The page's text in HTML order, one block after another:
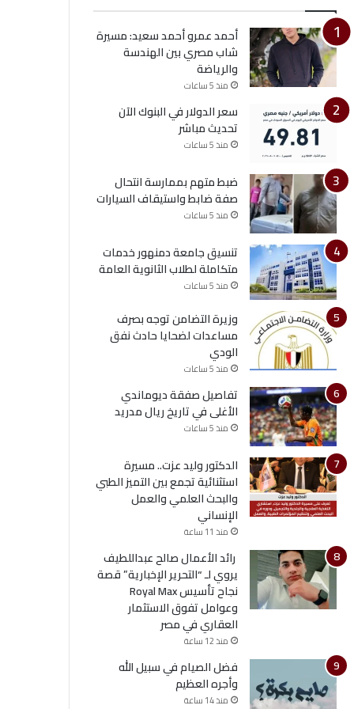
أحمد عمرو أحمد سعيد: مسيرة
شاب مصري بين الهندسة
والرياضة
منذ 5 ساعات
سعر الدولار في البنوك الآن
تحديث مباشر
منذ 5 ساعات
ضبط متهم بممارسة انتحال
صفة ضابط واستيقاف السيارات
منذ 5 ساعات
تنسيق جامعة دمنهور خدمات
متكاملة لطلاب الثانوية العامة
منذ 5 ساعات
وزيرة التضامن توجه بصرف
مساعدات لضحايا حادث نفق
الودي
منذ 5 ساعات
تفاصيل صفقة ديوماندي
الأغلى في تاريخ ريال مدريد
منذ 5 ساعات
الدكتور وليد عزت.. مسيرة
استثنائية تجمع بين التميز الطبي
والبحث العلمي والعمل
الإنساني
منذ 11 ساعة
رائد الأعمال صالح عبداللطيف
يروي لـ “التحرير الإخبارية” قصة
نجاح تأسيس Royal Max
وعوامل تفوق الاستثمار
العقاري في مصر
منذ 12 ساعة
فضل الصيام في سبيل الله
وأجره العظيم
منذ 14 ساعة